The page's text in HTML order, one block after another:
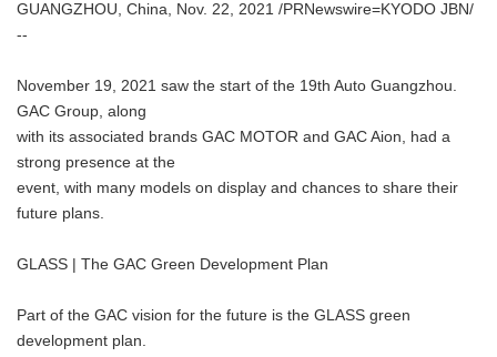
GUANGZHOU, China, Nov. 22, 2021 /PRNewswire=KYODO JBN/
--
November 19, 2021 saw the start of the 19th Auto Guangzhou.
GAC Group, along
with its associated brands GAC MOTOR and GAC Aion, had a
strong presence at the
event, with many models on display and chances to share their
future plans.
GLASS | The GAC Green Development Plan
Part of the GAC vision for the future is the GLASS green
development plan.